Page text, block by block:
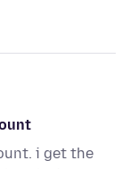
i get the